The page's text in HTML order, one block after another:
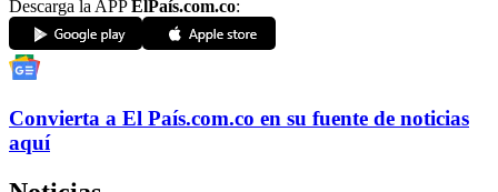
Descarga la APPElPaís.com.co:
Convierta a El País.com.co en su fuente de noticias
aquí